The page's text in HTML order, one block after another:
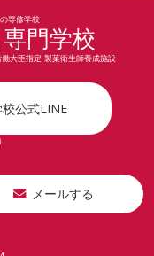
専修学校
門学校
大臣指定 製菓衛生師養成施設
公式LINE
メールする